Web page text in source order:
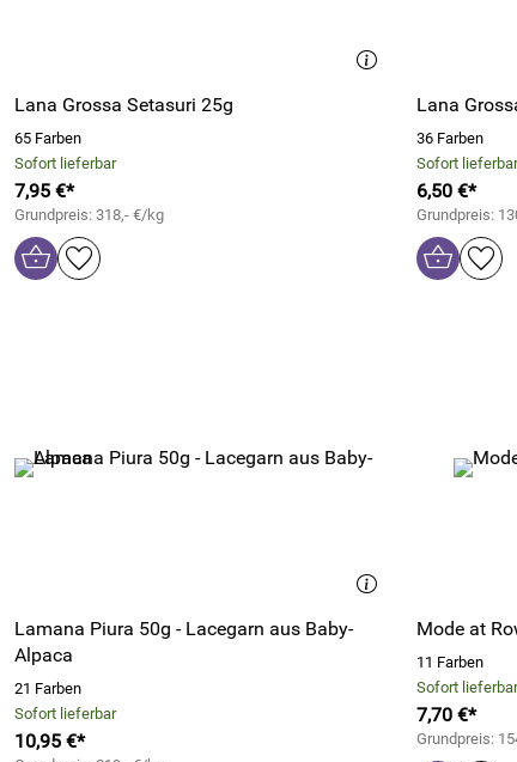
Lana Grossa Setasuri 25g
65 Farben
Sofort lieferbar
7,95 €*
Grundpreis: 318,- €/kg
Lana
36 Farben
Sofort lieferbar
6,50 €*
Grundpreis:
Lamana Piura 50g - Lacegarn aus Baby-
Alpaca
21 Farben
Sofort lieferbar
10,95 €*
Mode at
11 Farben
Sofort lieferbar
7,70 €*
Grundpreis: